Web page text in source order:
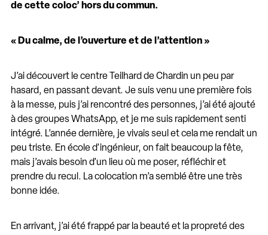
de cette coloc’ hors du commun.
« Du calme, de l’ouverture et de l’attention »
J’ai découvert le centre Teilhard de Chardin un peu par
hasard, en passant devant. Je suis venu une première fois
à la messe, puis j’ai rencontré des personnes, j’ai été ajouté
à des groupes WhatsApp, et je me suis rapidement senti
intégré. L’année dernière, je vivais seul et cela me rendait un
peu triste. En école d’ingénieur, on fait beaucoup la fête,
mais j’avais besoin d’un lieu où me poser, réfléchir et
prendre du recul. La colocation m’a semblé être une très
bonne idée.
En arrivant, j’ai été frappé par la beauté et la propreté des